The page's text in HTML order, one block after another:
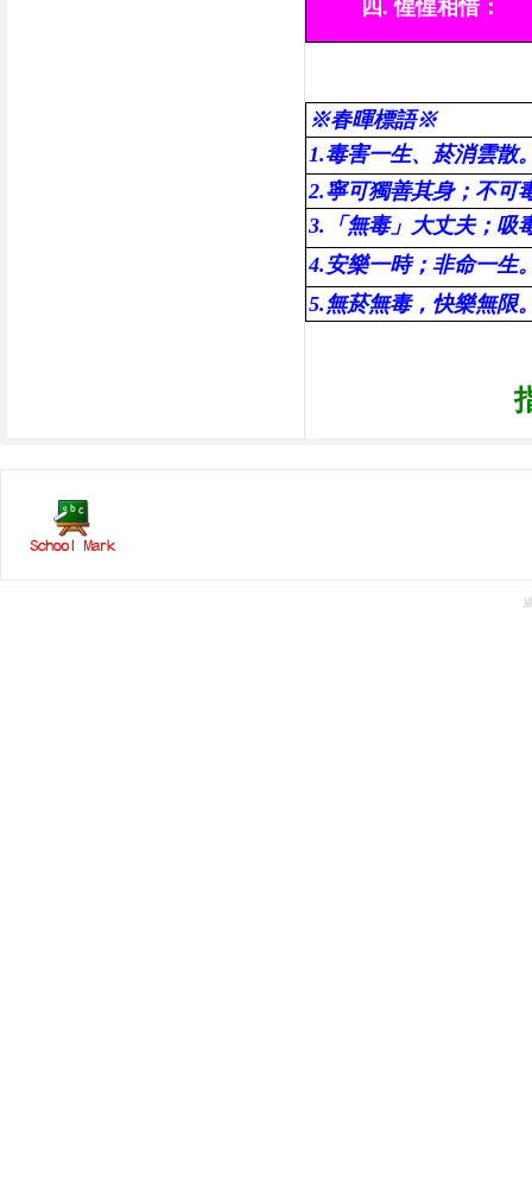
四.惺惺相惜：
※春暉標語※
1.毒害一生、菸消雲散
2.寧可獨善其身；不可
3.「無毒」大丈夫；吸
4.安樂一時；非命一生
5.無菸無毒，快樂無限